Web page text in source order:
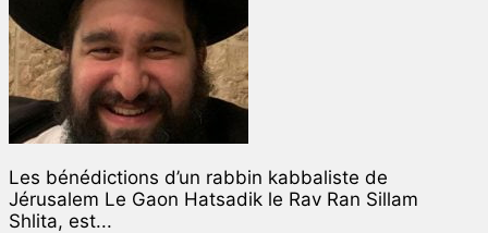
Les bénédictions d’un rabbin kabbaliste de
Jérusalem Le Gaon Hatsadik le Rav Ran Sillam
Shlita, est...